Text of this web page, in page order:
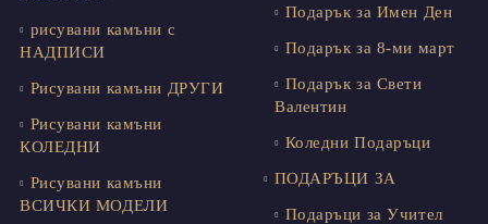
рисувани камъни с
НАДПИСИ
Рисувани камъни ДРУГИ
Рисувани камъни
КОЛЕДНИ
Рисувани камъни
ВСИЧКИ МОДЕЛИ
Подарък за Имен Ден
Подарък за 8-ми март
Подарък за Свети
Валентин
Коледни Подаръци
ПОДАРЪЦИ ЗА
Подаръци за Учител